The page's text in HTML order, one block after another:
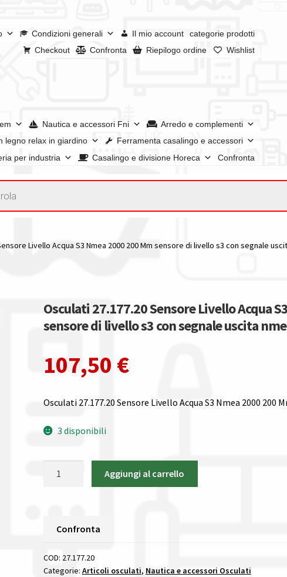
Condizioni generali Il mio account
categorie prodotti
Checkout
Confronta Riepilogo ordine Wishlist
Nautica e accessori Fni
Arredo e complementi
legno relax in giardino
Ferramenta casalingo e accessori
per industria
Casalingo e divisione Horeca Confronta
Riepilogo ordineSpedizioni in europaSpedizioni in italia
Livello Acqua S3 Nmea 2000 200 Mm sensore di livello s3 con segnale
Osculati 27.177.20 Sensore Livello Acqua
sensore di livello s3 con segnale uscita
107,50 €
Osculati 27.177.20 Sensore Livello Acqua S3 Nmea 2000 200
3 disponibili
Acqua
Nmea
2000
Aggiungi al carrello
Confronta
COD: 27.177.20
Categorie: Articoli osculati, Nautica e accessori Osculati